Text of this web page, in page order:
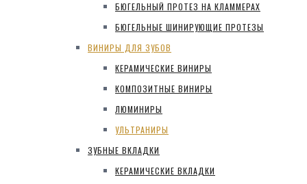
БЮГЕЛЬНЫЙ ПРОТЕЗ НА КЛАММЕРАХ
БЮГЕЛЬНЫЕ ШИНИРУЮЩИЕ ПРОТЕЗЫ
ВИНИРЫ ДЛЯ ЗУБОВ
КЕРАМИЧЕСКИЕ ВИНИРЫ
КОМПОЗИТНЫЕ ВИНИРЫ
ЛЮМИНИРЫ
УЛЬТРАНИРЫ
ЗУБНЫЕ ВКЛАДКИ
КЕРАМИЧЕСКИЕ ВКЛАДКИ